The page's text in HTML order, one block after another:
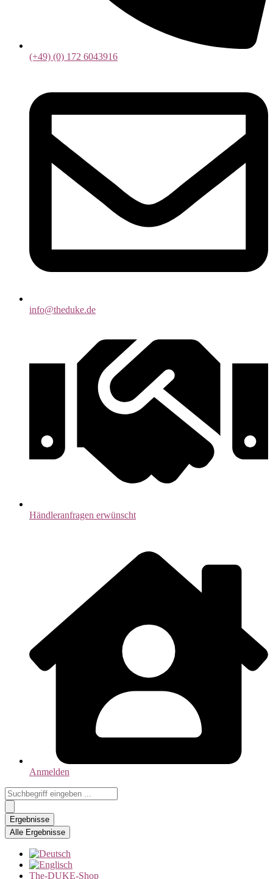
(+49) (0) 172 6043916
info@theduke.de
Händleranfragen erwünscht
Anmelden
Search
...
Ergebnisse
Alle Ergebnisse
The-DUKE-Shop